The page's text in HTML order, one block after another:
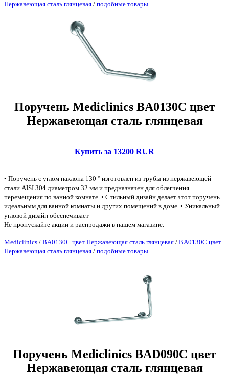
Нержавеющая сталь глянцевая / подобные товары
Поручень Mediclinics BA0130C цвет
Нержавеющая сталь глянцевая
Купить за 13200 RUR
• Поручень с углом наклона 130 ° изготовлен из трубы из нержавеющей
стали AISI 304 диаметром 32 мм и предназначен для облегчения
перемещения по ванной комнате. • Стильный дизайн делает этот поручень
идеальным для ванной комнаты и других помещений в доме. • Уникальный
угловой дизайн обеспечивает
Не пропускайте акции и распродажи в нашем магазине.
Mediclinics / BA0130C цвет Нержавеющая сталь глянцевая / BA0130C цвет
Нержавеющая сталь глянцевая / подобные товары
Поручень Mediclinics BAD090C цвет
Нержавеющая сталь глянцевая